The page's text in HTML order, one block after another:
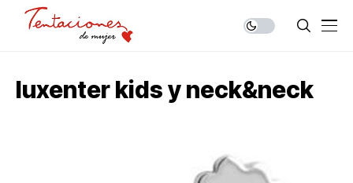
luxenter kids y neck&neck